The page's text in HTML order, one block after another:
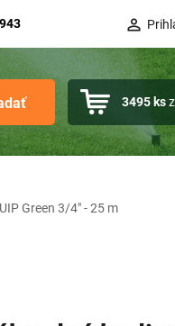
3495ks
Green 3/4" - 25 m